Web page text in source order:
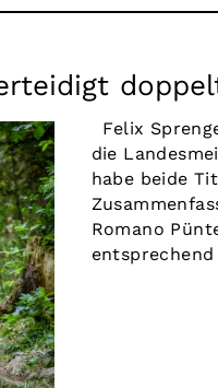
Felix
die
habe beide
Romano